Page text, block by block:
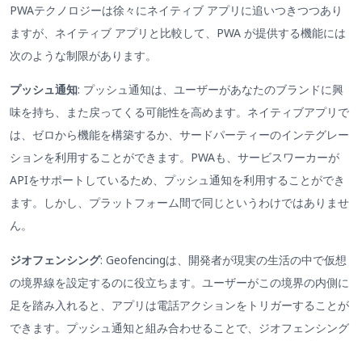
PWAテクノロジーは徐々にネイティブ アプリに追いつきつつあり
ますが、ネイティブ アプリと比較して、PWA が提供する機能には
次のような制限があります。
プッシュ通知: プッシュ通知は、ユーザーがあなたのブランドに興
味を持ち、また戻ってくる可能性を高めます。ネイティブアプリで
は、ゼロから機能を構築するか、サードパーティーのインテグレー
ションを利用することができます。PWAも、サービスワーカーが
APIをサポートしているため、プッシュ通知を利用することができ
ます。しかし、プラットフォーム間で同じというわけではありませ
ん。
ジオフェンシング: Geofencingは、開発者が現実の生活の中で仮想
の境界線を設定するのに役立ちます。ユーザーがこの境界の内側に
足を踏み入れると、アプリは電話アクションをトリガーすることが
できます。プッシュ通知と組み合わせることで、ジオフェンシング